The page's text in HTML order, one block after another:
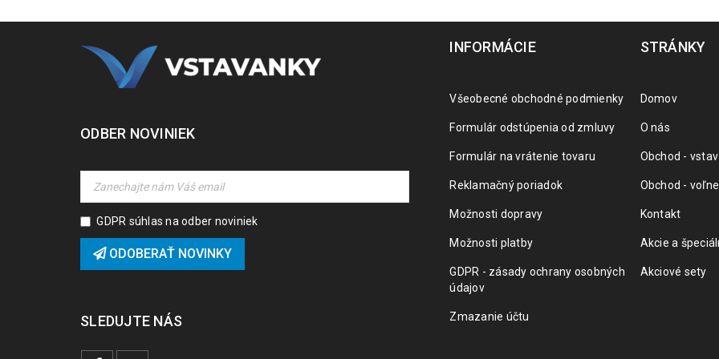
ODBER NOVINIEK
GDPR súhlas na odber noviniek
ODOBERAŤ NOVINKY
SLEDUJTE NÁS
INFORMÁCIE
Všeobecné obchodné podmienky
Formulár odstúpenia od zmluvy
Formulár na vrátenie tovaru
Reklamačný poriadok
Možnosti dopravy
Možnosti platby
GDPR - zásady ochrany osobných
údajov
Zmazanie účtu
STRÁNKY
Domov
O nás
Obchod -
Obchod -
Kontakt
Akcie a
Akciové sety